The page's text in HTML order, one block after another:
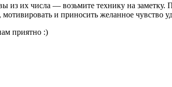
из их числа — возьмите технику на
и приносить желанное чувство
приятно :)